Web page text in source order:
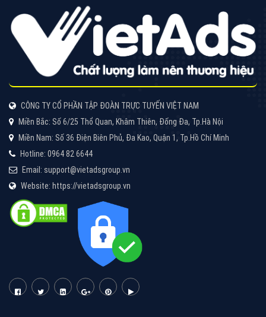
CÔNG TY CỔ PHẦN TẬP ĐOÀN TRỰC TUYẾN VIỆT NAM
Miền Bắc: Số 6/25 Thổ Quan, Khâm Thiên, Đống Đa, Tp.Hà Nội
Miền Nam: Số 36 Điện Biên Phủ, Đa Kao, Quận 1, Tp.Hồ Chí Minh
Hotline: 0964 82 6644
Email: support@vietadsgroup.vn
Website: https://vietadsgroup.vn